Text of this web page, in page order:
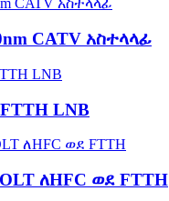
CATV አስተላላፊ
LNB
ለHFC ወደ FTTH